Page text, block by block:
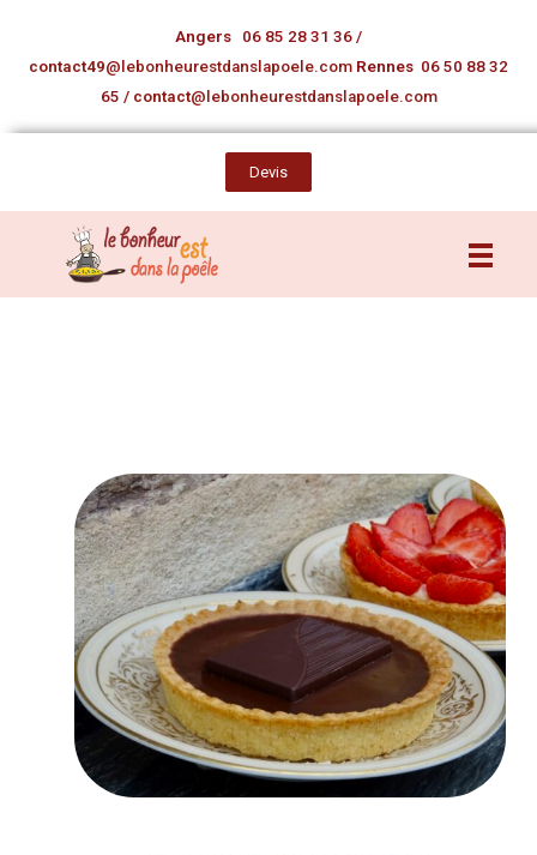
Angers 06 85 28 31 36 /
contact49@lebonheurestdanslapoele.com Rennes 06 50 88 32
65 / contact@lebonheurestdanslapoele.com
Devis